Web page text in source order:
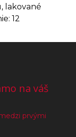
lakované
12
na váš
prvými